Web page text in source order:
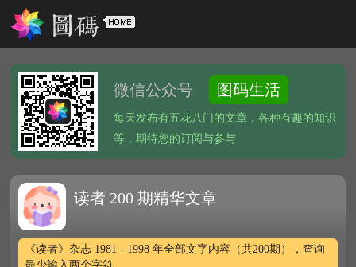
微信公众号 图码生活
每天发布有五花八门的文章，各种有趣的知识
等，期待您的订阅与参与
读者 200 期精华文章
《读者》杂志 1981 - 1998 年全部文字内容（共200期），查询